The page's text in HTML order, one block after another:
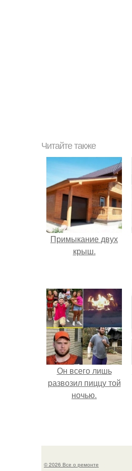
Читайте также
Примыкание двух
крыш.
Он всего лишь
развозил пиццу той
ночью.
© 2026 Все о ремонте